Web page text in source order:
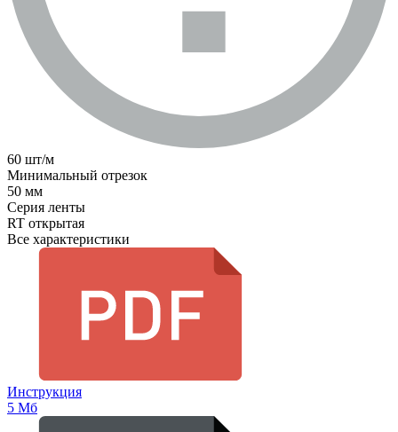
60 шт/м
Минимальный отрезок
50 мм
Серия ленты
RT открытая
Все характеристики
Инструкция
5 Мб